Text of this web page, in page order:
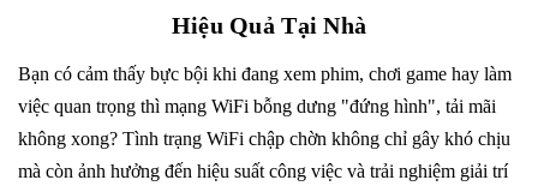
Hiệu Quả Tại Nhà
Bạn có cảm thấy bực bội khi đang xem phim, chơi game hay làm
việc quan trọng thì mạng WiFi bỗng dưng "đứng hình", tải mãi
không xong? Tình trạng WiFi chập chờn không chỉ gây khó chịu
mà còn ảnh hưởng đến hiệu suất công việc và trải nghiệm giải trí